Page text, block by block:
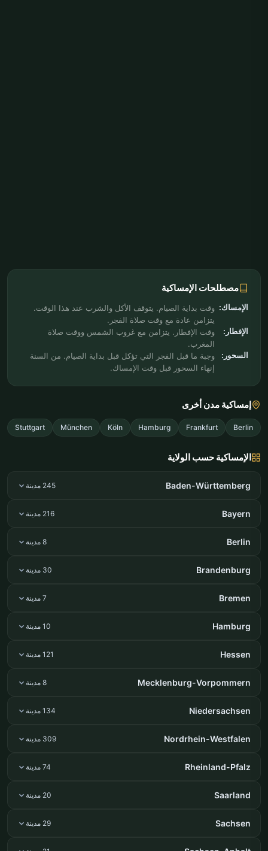
مصطلحات الإمساكية
الإمساك: وقت بداية الصيام. يتوقف الأكل والشرب عند هذا الوقت.
يتزامن عادة مع وقت صلاة الفجر.
الإفطار:
وقت الإفطار. يتزامن مع غروب الشمس ووقت صلاة
المغرب.
السحور:
وجبة ما قبل الفجر التي تؤكل قبل بداية الصيام. من السنة
إنهاء السحور قبل وقت الإمساك.
إمساكية مدن أخرى
Berlin
Frankfurt
Hamburg
Köln
München
Stuttgart
الإمساكية حسب الولاية
Baden-Württemberg 245 مدينة
Bayern 216 مدينة
Berlin 8 مدينة
Brandenburg 30 مدينة
Bremen 7 مدينة
Hamburg 10 مدينة
Hessen 121 مدينة
Mecklenburg-Vorpommern 8 مدينة
Niedersachsen 134 مدينة
Nordrhein-Westfalen 309 مدينة
Rheinland-Pfalz 74 مدينة
Saarland 20 مدينة
Sachsen 29 مدينة